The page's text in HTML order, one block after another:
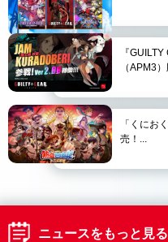
『
（APM3
「くにお
売！...
ニュースをもっと見る